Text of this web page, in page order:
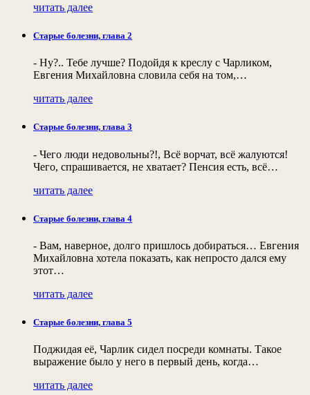
читать далее
Старые болезни, глава 2
- Ну?.. Тебе лучше? Подойдя к креслу с Чарликом,
Евгения Михайловна словила себя на том,…
читать далее
Старые болезни, глава 3
- Чего люди недовольны?!, Всё ворчат, всё жалуются!
Чего, спрашивается, не хватает? Пенсия есть, всё…
читать далее
Старые болезни, глава 4
- Вам, наверное, долго пришлось добираться… Евгения
Михайловна хотела показать, как непросто дался ему
этот…
читать далее
Старые болезни, глава 5
Поджидая её, Чарлик сидел посреди комнаты. Такое
выражение было у него в первый день, когда…
читать далее